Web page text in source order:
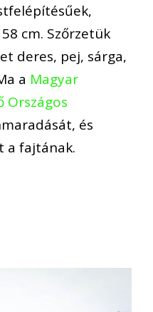
cm. Szőrzetük
deres, pej, sárga,
a Magyar
Országos
és
a fajtának.